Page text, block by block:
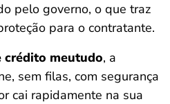
pelo governo, o que traz
para o contratante.
crédito meutudo, a
sem filas, com segurança
cai rapidamente na sua